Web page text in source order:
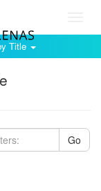
Title
Go